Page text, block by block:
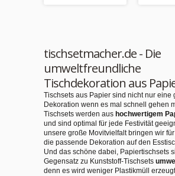
tischsetmacher.de - Die
umweltfreundliche
Tischdekoration aus
Tischsets aus Papier sind nicht nur eine
Dekoration wenn es mal schnell gehen
Tischsets werden aus hochwertigem
und sind optimal für jede Festivität
unsere große Movitvielfalt bringen wir
die passende Dekoration auf den
Und das schöne dabei, Papiertischsets
Gegensatz zu Kunststoff-Tischsets
denn es wird weniger Plastikmüll